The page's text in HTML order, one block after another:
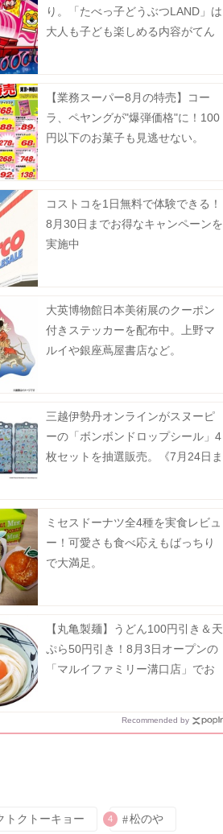
り。「たべっ子どうぶつLAND」は
大人も子ども楽しめる内容がてん
【業務スーパー8月の特売】コー
ラ、ペヤングが"爆弾価格"に！100
円以下のお菓子も見逃せない。
コストコを1日無料で体験できる！
8月30日までお得なキャンペーンを
実施中
大英博物館日本美術展のクーポン
付きステッカーを配布中。上野マ
ルイや銀座蔦屋書店など。
三越伊勢丹オンラインがスヌーピ
ーの「ボンボンドロップシール」4
枚セットを抽選販売。《7月24日ま
ミセスドーナツ全4種を実食レビュ
ー！可愛さも食べ応えもばっちり
で大満足。
【丸亀製麺】うどん100円引き＆天
ぷら50円引き！8月3日オープンの
「マルイファミリー溝口店」でお
Recommended by
トクトーキョー 4 松のや